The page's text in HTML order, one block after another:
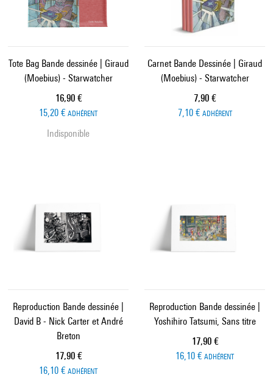
Tote Bag Bande dessinée | Giraud
(Moebius) - Starwatcher
Prix ​​actuel
16,90 €
15,20 € ADHÉRENT
Indisponible
Carnet Bande Dessinée | Giraud
(Moebius) - Starwatcher
Prix ​​actuel
7,90 €
7,10 € ADHÉRENT
Reproduction Bande dessinée |
David B - Nick Carter et André
Breton
Prix ​​actuel
17,90 €
16,10 € ADHÉRENT
Reproduction Bande dessinée |
Yoshihiro Tatsumi, Sans titre
Prix ​​actuel
17,90 €
16,10 € ADHÉRENT